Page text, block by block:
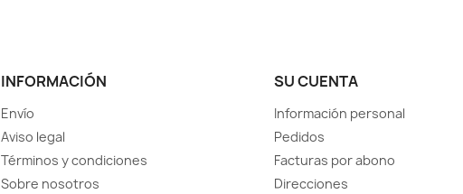
INFORMACIÓN
Envío
Aviso legal
Términos y condiciones
Sobre nosotros
SU CUENTA
Información personal
Pedidos
Facturas por abono
Direcciones